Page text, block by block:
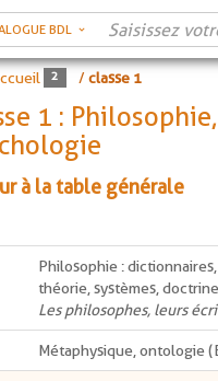
BDL
/classe 1
1 :
à la table générale
Philosophie :
théorie, systèmes,
Les philosophes, leurs
Métaphysique, ontologie